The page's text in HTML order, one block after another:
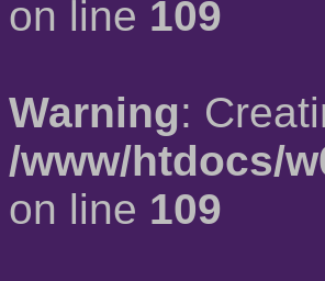
on line 109
Warning:
/www/htdocs/
on line 109